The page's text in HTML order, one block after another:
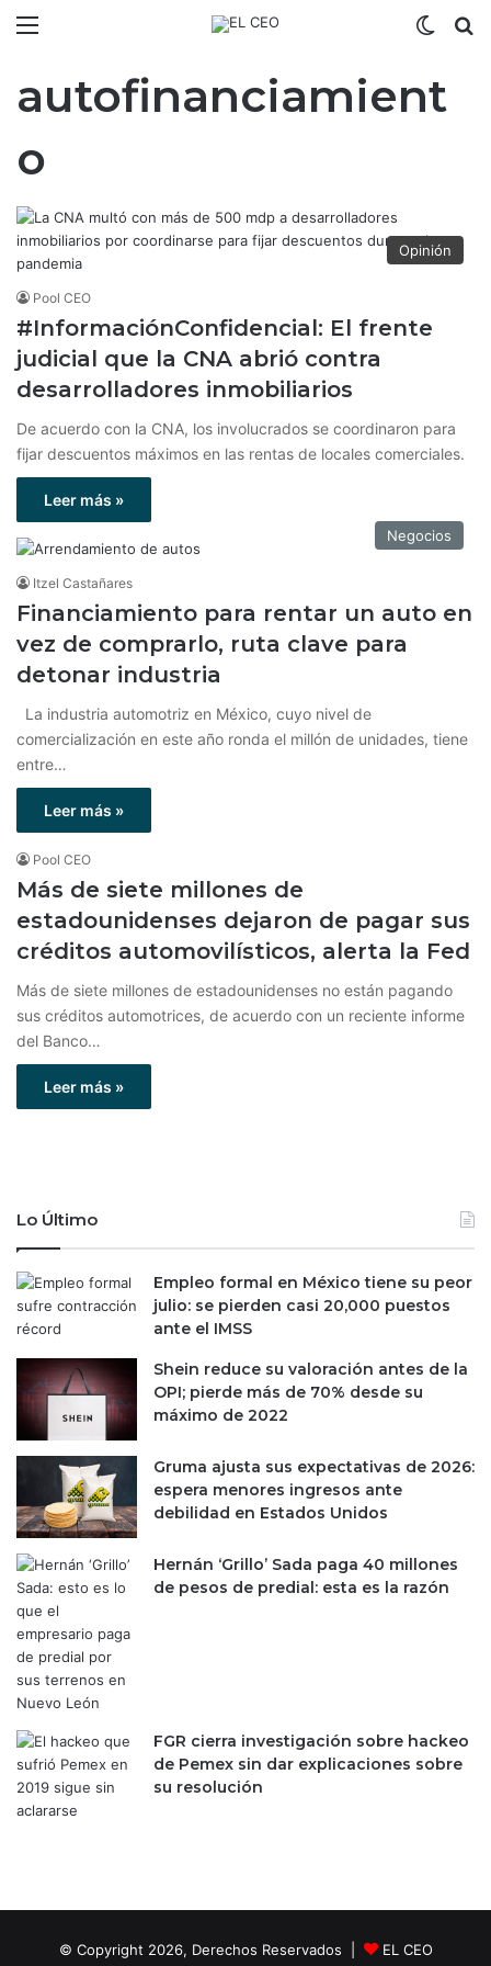
autofinanciamient
o
Opinión
Pool CEO
#InformaciónConfidencial: El frente
judicial que la CNA abrió contra
desarrolladores inmobiliarios
De acuerdo con la CNA, los involucrados se coordinaron para
fijar descuentos máximos en las rentas de locales comerciales.
Leer más »
Negocios
Itzel Castañares
Financiamiento para rentar un auto en
vez de comprarlo, ruta clave para
detonar industria
La industria automotriz en México, cuyo nivel de
comercialización en este año ronda el millón de unidades, tiene
entre…
Leer más »
Pool CEO
Más de siete millones de
estadounidenses dejaron de pagar sus
créditos automovilísticos, alerta la Fed
Más de siete millones de estadounidenses no están pagando
sus créditos automotrices, de acuerdo con un reciente informe
del Banco…
Leer más »
Lo Último
Empleo formal en México tiene su peor
julio: se pierden casi 20,000 puestos
ante el IMSS
Shein reduce su valoración antes de la
OPI; pierde más de 70% desde su
máximo de 2022
Gruma ajusta sus expectativas de 2026:
espera menores ingresos ante
debilidad en Estados Unidos
Hernán ‘Grillo’ Sada paga 40 millones
de pesos de predial: esta es la razón
FGR cierra investigación sobre hackeo
de Pemex sin dar explicaciones sobre
su resolución
© Copyright 2026, Derechos Reservados | EL CEO